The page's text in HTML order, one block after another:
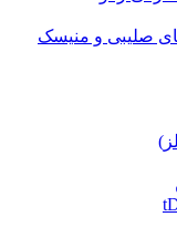
صلیبی و منیسک